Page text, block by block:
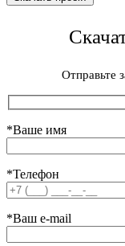
Отправьте
*Ваше имя
*Телефон
*Ваш e-mail